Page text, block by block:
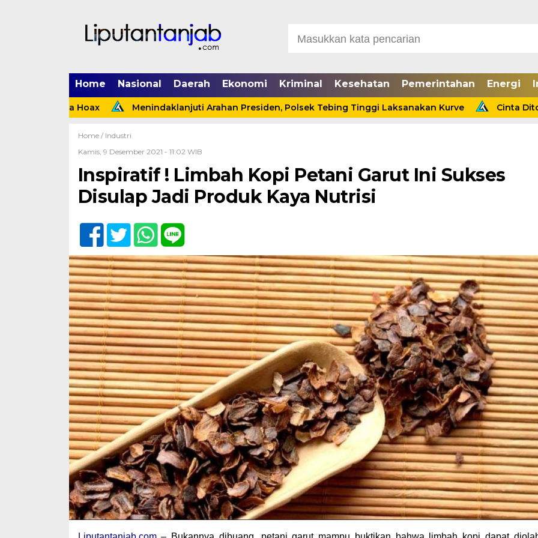
Home Nasional Daerah Ekonomi Kriminal Kesehatan Pemerintahan Energi
Menindaklanjuti Arahan Presiden, Polsek Tebing Tinggi Laksanakan Kurve Cinta Ditolak,
Home / Industri
Kamis, 9 Desember 2021 - 11:02 WIB
Inspiratif ! Limbah Kopi Petani Garut Ini Sukses
Disulap Jadi Produk Kaya Nutrisi